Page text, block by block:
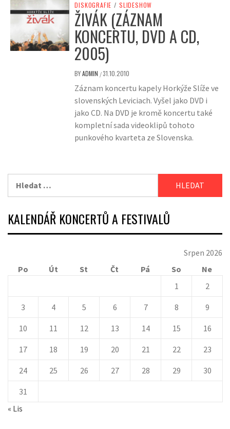
DISKOGRAFIE / SLIDESHOW
ŽIVÁK (ZÁZNAM
KONCERTU, DVD A CD,
2005)
BYADMIN /31.10.2010
Záznam koncertu kapely Horkýže Slíže ve
slovenských Leviciach. Vyšel jako DVD i
jako CD. Na DVD je kromě koncertu také
kompletní sada videoklipů tohoto
punkového kvarteta ze Slovenska.
KALENDÁŘ KONCERTŮ A FESTIVALŮ
Srpen 2026
Po
Út St Čt Pá So
Ne
1
2
3 4 5 6 7 8 9
10 11 12 13 14 15 16
17 18 19 20 21 22 23
24 25 26 27 28 29 30
31
« Lis